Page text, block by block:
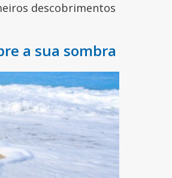
descobrimentos
a sua sombra